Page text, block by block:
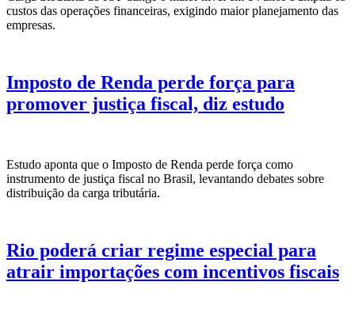
custos das operações financeiras, exigindo maior planejamento das
empresas.
Imposto de Renda perde força para
promover justiça fiscal, diz estudo
Estudo aponta que o Imposto de Renda perde força como
instrumento de justiça fiscal no Brasil, levantando debates sobre
distribuição da carga tributária.
Rio poderá criar regime especial para
atrair importações com incentivos fiscais